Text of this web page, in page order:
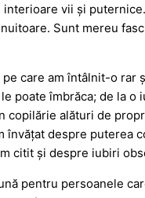
vii și
Sunt mereu
care am întâlnit-o
îmbrăca; de la
alături de
despre puterea
citit și despre iubiri
pentru persoanele